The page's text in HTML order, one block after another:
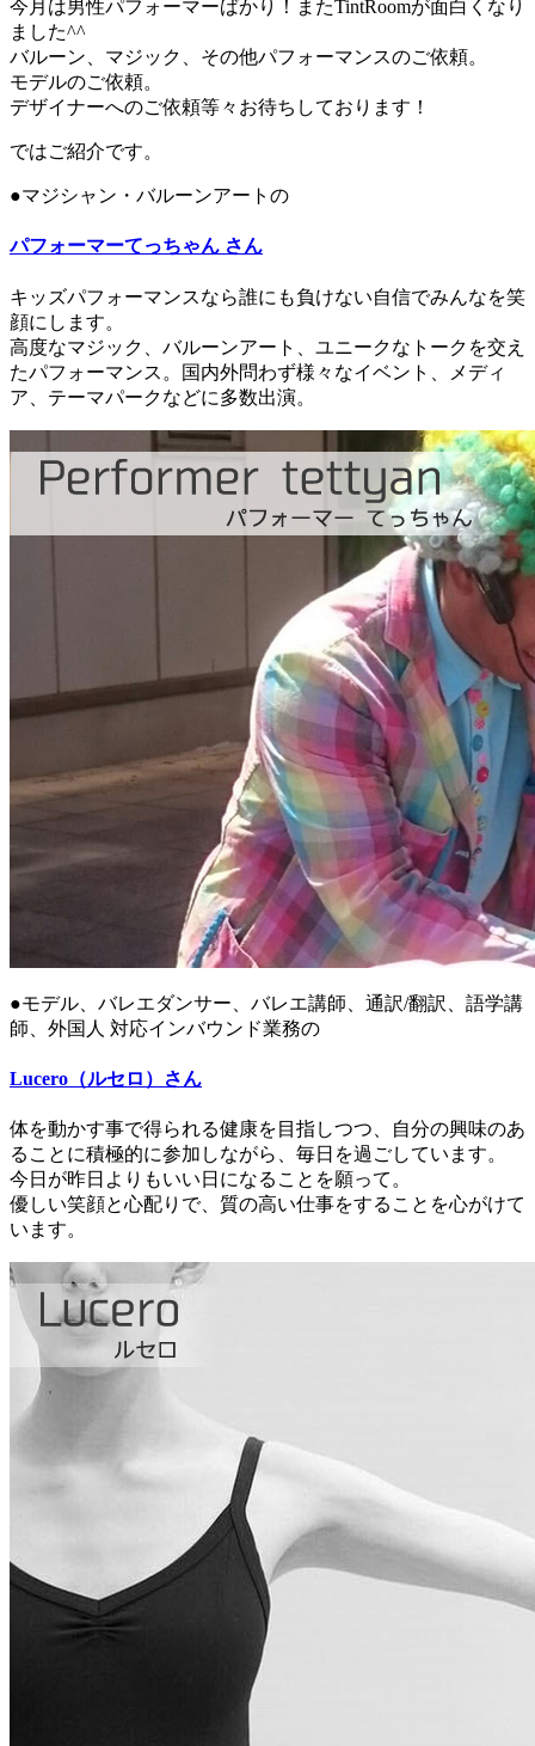
今月は男性パフォーマーばかり！またTintRoomが面白くなり
ました^^
バルーン、マジック、その他パフォーマンスのご依頼。
モデルのご依頼。
デザイナーへのご依頼等々お待ちしております！
ではご紹介です。
●マジシャン・バルーンアートの
パフォーマーてっちゃん さん
キッズパフォーマンスなら誰にも負けない自信でみんなを笑
顔にします。
高度なマジック、バルーンアート、ユニークなトークを交え
たパフォーマンス。国内外問わず様々なイベント、メディ
ア、テーマパークなどに多数出演。
●モデル、バレエダンサー、バレエ講師、通訳/翻訳、語学講
師、外国人 対応インバウンド業務の
Lucero（ルセロ）さん
体を動かす事で得られる健康を目指しつつ、自分の興味のあ
ることに積極的に参加しながら、毎日を過ごしています。
今日が昨日よりもいい日になることを願って。
優しい笑顔と心配りで、質の高い仕事をすることを心がけて
います。